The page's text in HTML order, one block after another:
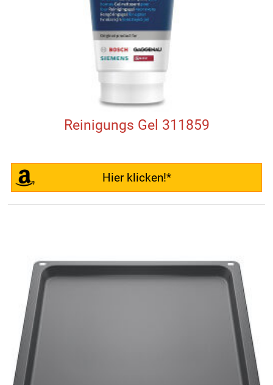
Reinigungs Gel 311859
Hier klicken!*